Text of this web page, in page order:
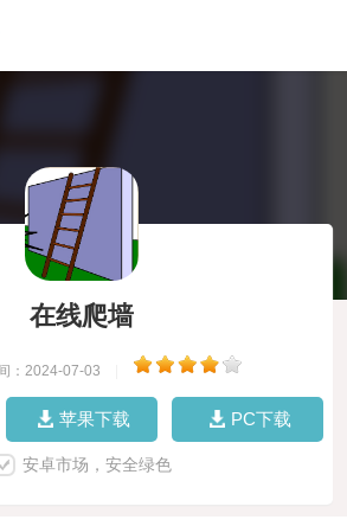
在线爬墙
：2024-07-03
苹果下载 PC下载
安卓市场，安全绿色